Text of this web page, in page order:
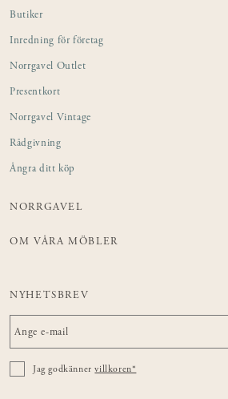
Butiker
Inredning för företag
Norrgavel Outlet
Presentkort
Norrgavel Vintage
Rådgivning
Ångra ditt köp
NORRGAVEL
OM VÅRA MÖBLER
NYHETSBREV
Jag godkännervillkoren*